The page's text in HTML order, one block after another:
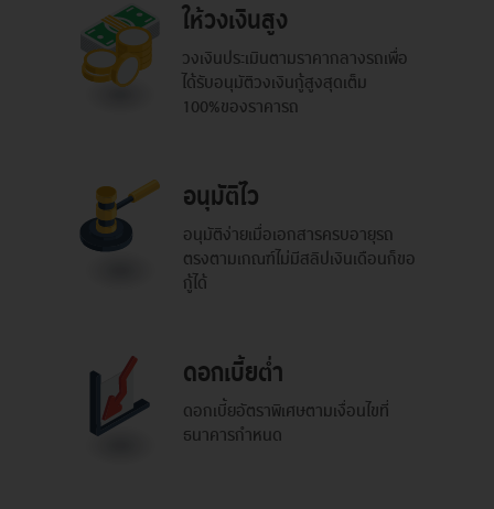
ให้วงเงินสูง
วงเงินประเมินตามราคากลางรถเพื่อ
ได้รับอนุมัติวงเงินกู้สูงสุดเต็ม
100%ของราคารถ
อนุมัติไว
อนุมัติง่ายเมื่อเอกสารครบอายุรถ
ตรงตามเกณฑ์ไม่มีสลิปเงินเดือนก็ขอ
กู้ได้
ดอกเบี้ยต่ำ
ดอกเบี้ยอัตราพิเศษตามเงื่อนไขที่
ธนาคารกำหนด